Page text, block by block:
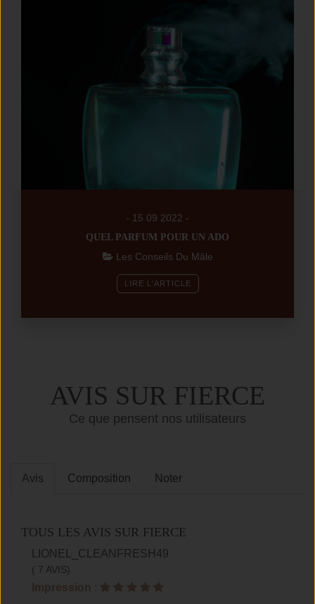
- 15 09 2022 -
QUEL PARFUM POUR UN ADO
Les Conseils Du Mâle
LIRE L'ARTICLE
AVIS SUR FIERCE
Ce que pensent nos utilisateurs
Avis Composition Noter
TOUS LES AVIS SUR FIERCE
LIONEL_CLEANFRESH49
( 7 AVIS)
Impression :